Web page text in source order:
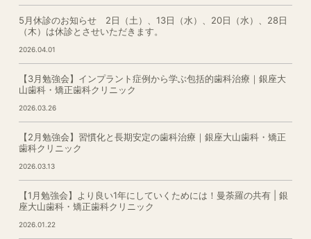
5月休診のお知らせ 2日（土）、13日（水）、20日（水）、28日
（木）は休診とさせいただきます。
2026.04.01
【3月勉強会】インプラント症例から学ぶ包括的歯科治療｜銀座大
山歯科・矯正歯科クリニック
2026.03.26
【2月勉強会】習慣化と長期安定の歯科治療｜銀座大山歯科・矯正
歯科クリニック
2026.03.13
【1月勉強会】より良い1年にしていくためには！曼荼羅の共有 | 銀
座大山歯科・矯正歯科クリニック
2026.01.22